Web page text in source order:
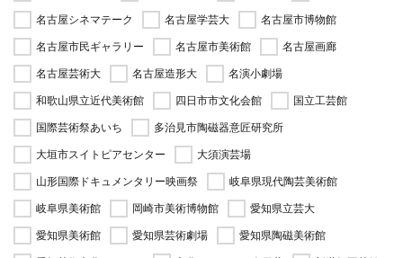
名古屋シネマテーク
名古屋学芸大
名古屋市博物館
名古屋市民ギャラリー
名古屋市美術館
名古屋画廊
名古屋芸術大
名古屋造形大
名演小劇場
和歌山県立近代美術館
四日市市文化会館
国立工芸館
国際芸術祭あいち
多治見市陶磁器意匠研究所
大垣市スイトピアセンター
大須演芸場
山形国際ドキュメンタリー映画祭
岐阜県現代陶芸美術館
岐阜県美術館
岡崎市美術博物館
愛知県立芸大
愛知県美術館
愛知県芸術劇場
愛知県陶磁美術館